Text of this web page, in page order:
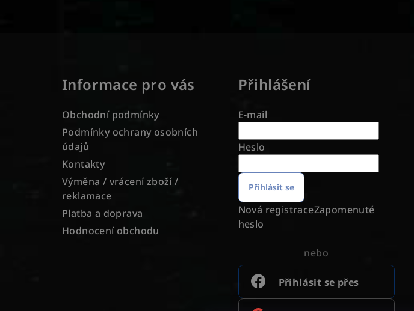
Informace pro vás
Obchodní podmínky
Podmínky ochrany osobních
údajů
Kontakty
Výměna / vrácení zboží /
reklamace
Platba a doprava
Hodnocení obchodu
Přihlášení
E-mail
Heslo
Přihlásit se
Nová registraceZapomenuté
heslo
nebo
Přihlásit se přes